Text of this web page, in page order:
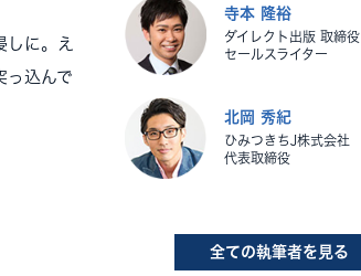
しに。え
っ込んで
寺本 隆裕
ダイレクト出版 取締役
セールスライター
北岡 秀紀
ひみつきちJ株式会社
代表取締役
全ての執筆者を見る